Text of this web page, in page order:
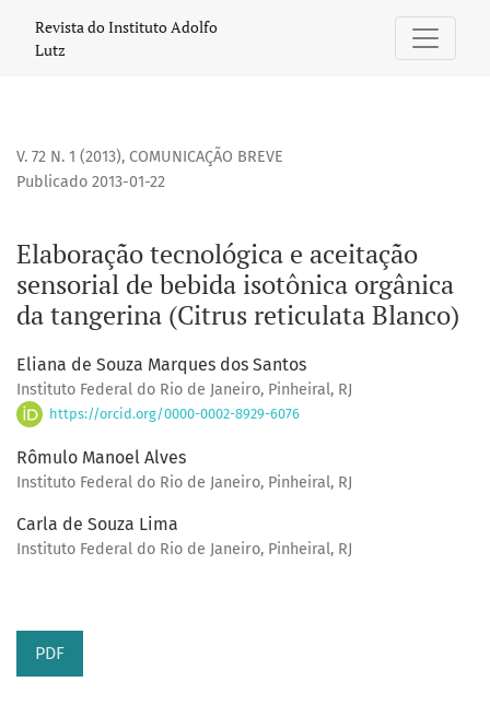
Elaboração tecnológica e aceitação sensorial de bebida
Revista do Instituto Adolfo
Lutz
V. 72 N. 1 (2013), COMUNICAÇÃO BREVE
Elaboração tecnológica e aceitação
sensorial de bebida isotônica orgânica
da tangerina (Citrus reticulata Blanco)
Publicado 2013-01-22
Eliana de Souza Marques dos Santos
Instituto Federal do Rio de Janeiro, Pinheiral, RJ
https://orcid.org/0000-0002-8929-6076
Rômulo Manoel Alves
Instituto Federal do Rio de Janeiro, Pinheiral, RJ
Carla de Souza Lima
Instituto Federal do Rio de Janeiro, Pinheiral, RJ
PDF